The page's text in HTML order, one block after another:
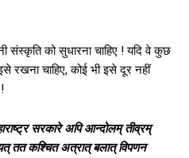
को सुधारना चाहिए ! यदि वे कुछ
रखना चाहिए, कोई भी इसे दूर नहीं
सरकारे अपि आन्दोलम् तीव्रम्
तत कश्चित अत्रात् बलात् विपणन